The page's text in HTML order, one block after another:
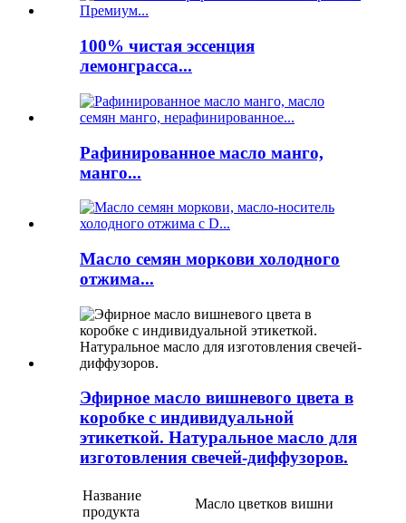
100% чистая эссенция
лемонграсса...
Рафинированное масло манго,
манго...
Масло семян моркови холодного
отжима...
Эфирное масло вишневого цвета в
коробке с индивидуальной
этикеткой. Натуральное масло для
изготовления свечей-диффузоров.
Название
продукта
Масло цветков вишни